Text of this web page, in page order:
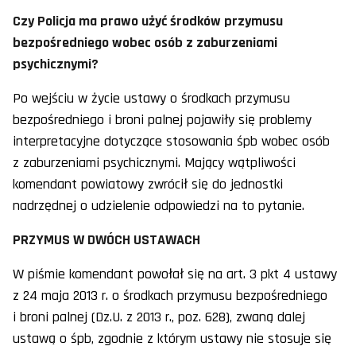
Czy Policja ma prawo użyć środków przymusu
bezpośredniego wobec osób z zaburzeniami
psychicznymi?
Po wejściu w życie ustawy o środkach przymusu
bezpośredniego i broni palnej pojawiły się problemy
interpretacyjne dotyczące stosowania śpb wobec osób
z zaburzeniami psychicznymi. Mający wątpliwości
komendant powiatowy zwrócił się do jednostki
nadrzędnej o udzielenie odpowiedzi na to pytanie.
PRZYMUS W DWÓCH USTAWACH
W piśmie komendant powołał się na art. 3 pkt 4 ustawy
z 24 maja 2013 r. o środkach przymusu bezpośredniego
i broni palnej (Dz.U. z 2013 r., poz. 628), zwaną dalej
ustawą o śpb, zgodnie z którym ustawy nie stosuje się